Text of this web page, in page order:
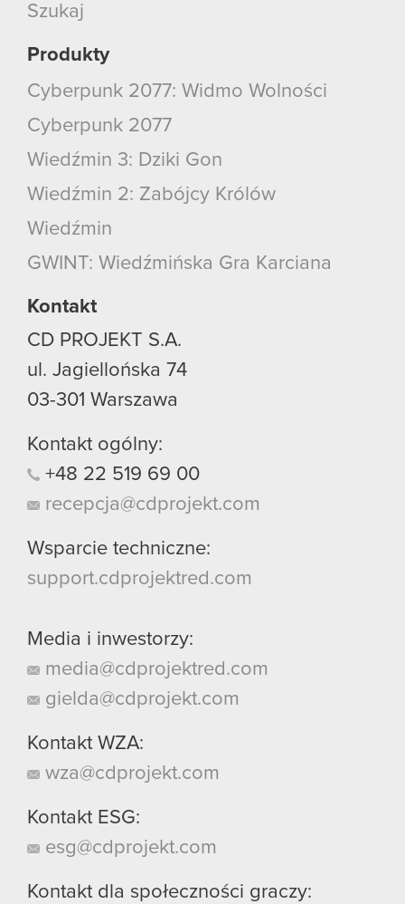
Szukaj
Produkty
Cyberpunk 2077: Widmo Wolności
Cyberpunk 2077
Wiedźmin 3: Dziki Gon
Wiedźmin 2: Zabójcy Królów
Wiedźmin
GWINT: Wiedźmińska Gra Karciana
Kontakt
CD PROJEKT S.A.
ul. Jagiellońska 74
03-301 Warszawa
Kontakt ogólny:
+48 22 519 69 00
recepcja@cdprojekt.com
Wsparcie techniczne:
support.cdprojektred.com
Media i inwestorzy:
media@cdprojektred.com
gielda@cdprojekt.com
Kontakt WZA:
wza@cdprojekt.com
Kontakt ESG:
esg@cdprojekt.com
Kontakt dla społeczności graczy: